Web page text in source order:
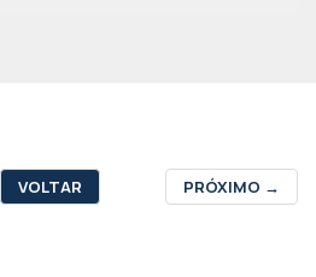
VOLTAR PRÓXIMO →